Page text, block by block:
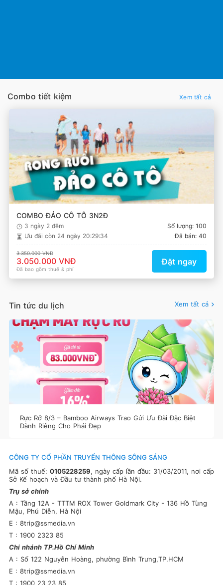
Combo tiết kiệm Xem tất cả
COMBO ĐẢO CÔ TÔ 3N2Đ
3 ngày 2 đêm
Số lượng: 100
Ưu đãi còn 24 ngày 20:29:33 Đã bán: 40
3.350.000 VNĐ
3.050.000 VNĐ
Đã bao gồm thuế & phí
Đặt ngay
Tin tức du lịch Xem tất cả
Rực Rỡ 8/3 – Bamboo Airways Trao Gửi Ưu Đãi Đặc Biệt
Dành Riêng Cho Phái Đẹp
CÔNG TY CỔ PHẦN TRUYỂN THÔNG SÔNG SÁNG
Mã số thuế: 0105228259, ngày cấp lần đầu: 31/03/2011, nơi cấp
Sở Kế hoạch và Đầu tư thành phố Hà Nội.
Trụ sở chính
A : Tầng 12A - TTTM ROX Tower Goldmark City - 136 Hồ Tùng
Mậu, Phú Diễn, Hà Nội
E : 8trip@ssmedia.vn
T : 1900 2323 85
Chi nhánh TP.Hồ Chí Minh
A : Số 122 Nguyễn Hoàng, phường Bình Trưng,TP.HCM
E : 8trip@ssmedia.vn
T : 1900 23 23 85